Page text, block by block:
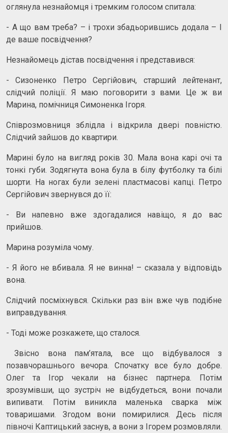
оглянула незнайомця і тремким голосом спитала:
- А що вам треба? – і трохи збадьорившись додала – І
де ваше посвідчення?
Незнайомець дістав посвідчення і представився:
- Сизоненко Петро Сергійович, старший лейтенант,
слідчий поліції. Я маю поговорити з вами. Це ж ви
Марина, помічниця Симоненка Ігоря.
Співрозмовниця зблідла і відкрила двері повністю.
Слідчий зайшов до квартири.
Марині було на вигляд років 30. Мала вона карі очі та
тонкі губи. Зодягнута вона була в білу футболку та білі
шорти. На ногах були зелені пластмасові капці. Петро
Сергійович звернувся до її:
- Ви напевно вже здогадалися навіщо, я до вас
прийшов.
Марина розуміла чому.
- Я його не вбивала. Я не винна! – сказала у відповідь
вона.
Слідчий посміхнувся. Скільки раз він вже чув подібне
виправдування.
- Тоді може розкажете, що сталося.
Звісно вона пам’ятала, все що відбувалося з
позавчорашнього вечора. Спочатку все було добре.
Олег та Ігор чекали на бізнес партнера. Потім
зрозумівши, що зустріч не відбудеться, вони почали
випивати. Потім виникла маленька сварка між
товаришами. Згодом вони помирилися. Десь після
півночі Каптицький заснув, а вони з Ігорем розмовляли.